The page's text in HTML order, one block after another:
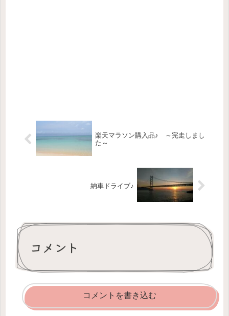
楽天マラソン購入品♪ ～完走しまし
た～
納車ドライブ♪
コメント
コメントを書き込む